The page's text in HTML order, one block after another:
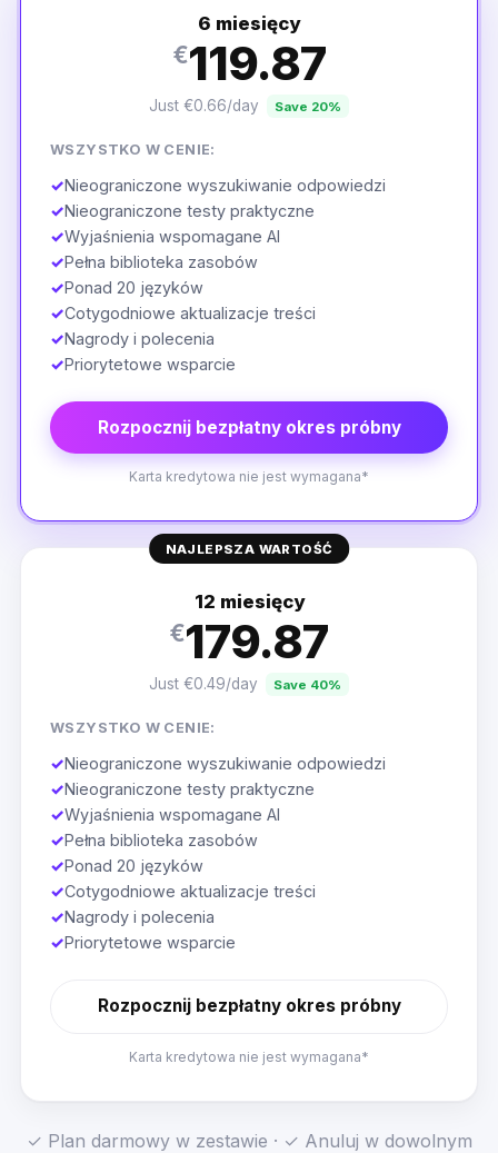
6 miesięcy
€119.87
Just €0.66/day Save 20%
WSZYSTKO W CENIE:
✓Nieograniczone wyszukiwanie odpowiedzi
✓Nieograniczone testy praktyczne
✓Wyjaśnienia wspomagane AI
✓Pełna biblioteka zasobów
✓Ponad 20 języków
✓Cotygodniowe aktualizacje treści
✓Nagrody i polecenia
✓Priorytetowe wsparcie
Rozpocznij bezpłatny okres próbny
Karta kredytowa nie jest wymagana*
NAJLEPSZA WARTOŚĆ
12 miesięcy
€179.87
Just €0.49/day Save 40%
WSZYSTKO W CENIE:
✓Nieograniczone wyszukiwanie odpowiedzi
✓Nieograniczone testy praktyczne
✓Wyjaśnienia wspomagane AI
✓Pełna biblioteka zasobów
✓Ponad 20 języków
✓Cotygodniowe aktualizacje treści
✓Nagrody i polecenia
✓Priorytetowe wsparcie
Rozpocznij bezpłatny okres próbny
Karta kredytowa nie jest wymagana*
✓ Plan darmowy w zestawie · ✓ Anuluj w dowolnym